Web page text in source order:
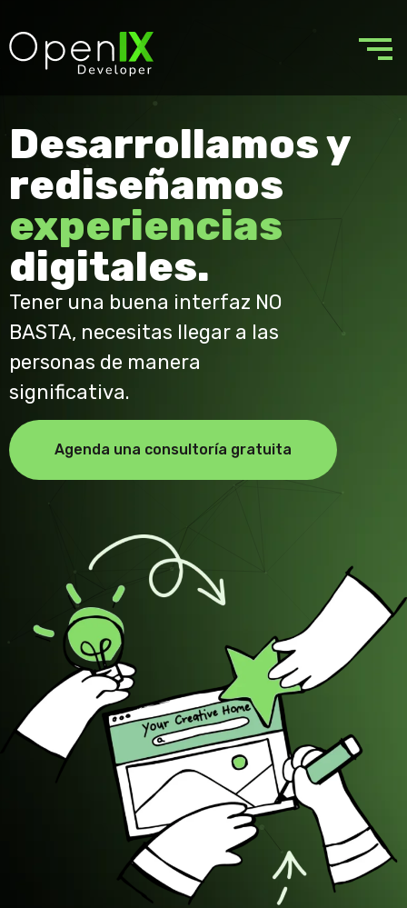
Desarrollamos y
rediseñamos
experiencias
digitales.
Tener una buena interfaz NO
BASTA, necesitas llegar a las
personas de manera
significativa.
Agenda una consultoría gratuita